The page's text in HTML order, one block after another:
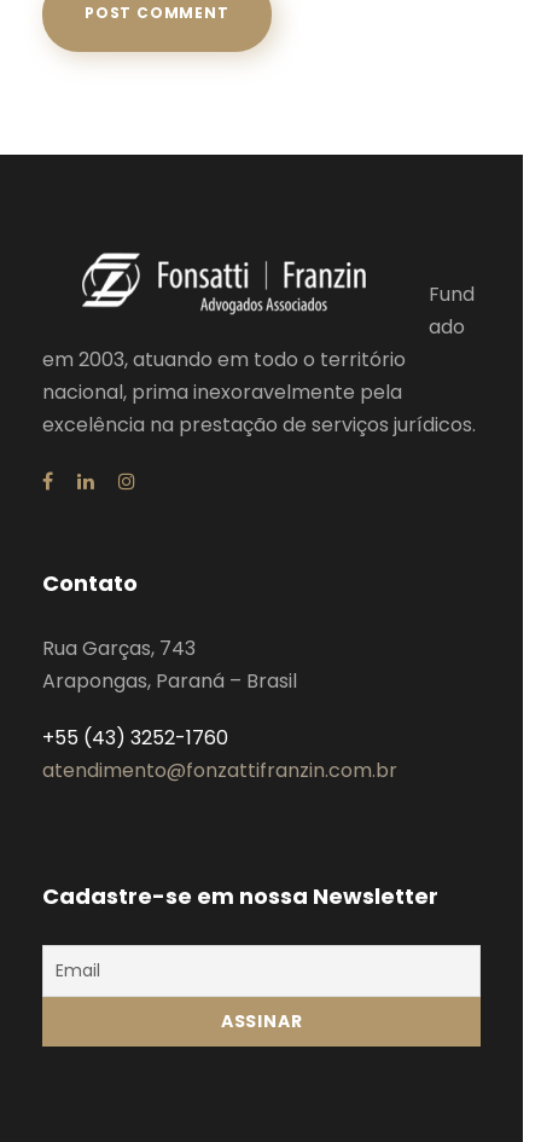
Fund
ado
em 2003, atuando em todo o território
nacional, prima inexoravelmente pela
excelência na prestação de serviços jurídicos.
Contato
Rua Garças, 743
Arapongas, Paraná – Brasil
+55 (43) 3252-1760
atendimento@fonzattifranzin.com.br
Cadastre-se em nossa Newsletter